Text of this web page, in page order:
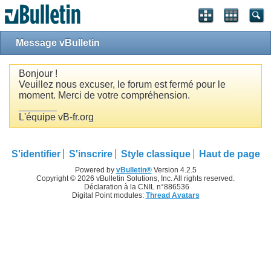
Message vBulletin
Bonjour !
Veuillez nous excuser, le forum est fermé pour le
moment. Merci de votre compréhension.
L'équipe vB-fr.org
S'identifier S'inscrire Style classique Haut de page
Powered by vBulletin®Version 4.2.5
Copyright © 2026 vBulletin Solutions, Inc. All rights reserved.
Déclaration à la CNIL n°886536
Digital Point modules: Thread Avatars